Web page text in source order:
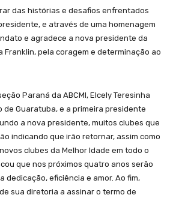
das histórias e desafios enfrentados
e através de uma homenagem
e agradece a nova presidente da
Franklin, pela coragem e determinação ao
Paraná da ABCMI, Elcely Teresinha
de Guaratuba, e a primeira presidente
a nova presidente, muitos clubes que
indicando que irão retornar, assim como
clubes da Melhor Idade em todo o
que nos próximos quatro anos serão
dedicação, eficiência e amor. Ao fim,
sua diretoria a assinar o termo de